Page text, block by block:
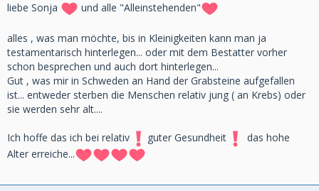
liebe Sonja und alle "Alleinstehenden"
alles , was man möchte, bis in Kleinigkeiten kann man ja
testamentarisch hinterlegen... oder mit dem Bestatter vorher
schon besprechen und auch dort hinterlegen...
Gut , was mir in Schweden an Hand der Grabsteine aufgefallen
ist... entweder sterben die Menschen relativ jung ( an Krebs) oder
sie werden sehr alt....
Ich hoffe das ich bei relativ guter Gesundheit
das hohe
Alter erreiche...